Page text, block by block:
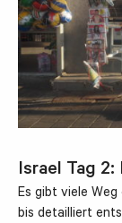
Israel Tag
Es gibt viele
bis detailliert